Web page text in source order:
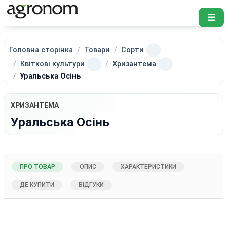
☰
Головна сторінка Товари
Сорти
Квіткові культури
Хризантема
Уральська Осінь
ХРИЗАНТЕМА
Уральська Осінь
ПРО ТОВАР ОПИС ХАРАКТЕРИСТИКИ
ДЕ КУПИТИ ВІДГУКИ